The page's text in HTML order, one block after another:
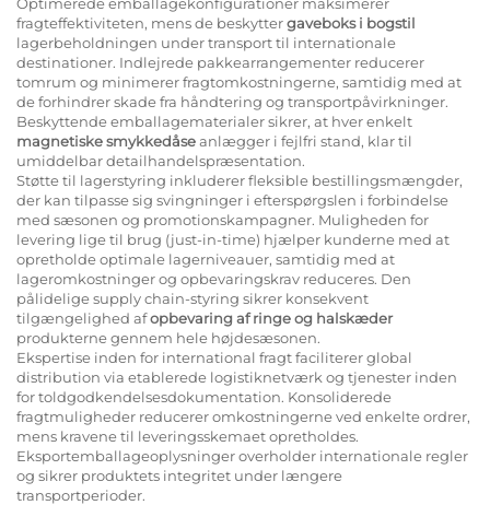
fragteffektiviteten, mens de beskyttergaveboks i bogstil
lagerbeholdningen under transport til internationale
destinationer. Indlejrede pakkearrangementer reducerer
tomrum og minimerer fragtomkostningerne, samtidig med at
de forhindrer skade fra håndtering og transportpåvirkninger.
Beskyttende emballagematerialer sikrer, at hver enkelt
magnetiske smykkedåseanlægger i fejlfri stand, klar til
umiddelbar detailhandelspræsentation.
Støtte til lagerstyring inkluderer fleksible bestillingsmængder,
der kan tilpasse sig svingninger i efterspørgslen i forbindelse
med sæsonen og promotionskampagner. Muligheden for
levering lige til brug (just-in-time) hjælper kunderne med at
opretholde optimale lagerniveauer, samtidig med at
lageromkostninger og opbevaringskrav reduceres. Den
pålidelige supply chain-styring sikrer konsekvent
tilgængelighed afopbevaring af ringe og halskæder
produkterne gennem hele højdesæsonen.
Ekspertise inden for international fragt faciliterer global
distribution via etablerede logistiknetværk og tjenester inden
for toldgodkendelsesdokumentation. Konsoliderede
fragtmuligheder reducerer omkostningerne ved enkelte ordrer,
mens kravene til leveringsskemaet opretholdes.
Eksportemballageoplysninger overholder internationale regler
og sikrer produktets integritet under længere
transportperioder.